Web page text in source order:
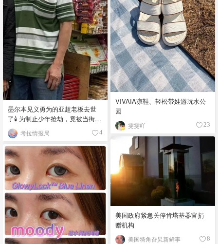
VIVAIA凉鞋、轻松带娃游玩水公
园
雯雯吖 23
墨尔本见义勇为的亚超老板去世
了🕯️ 为制止少年抢劫，竟被当街围
殴致死！考拉情报局 4
美国政府紧急关停肯塔基器官捐
赠机构
美国犄角旮旯新鲜事 8